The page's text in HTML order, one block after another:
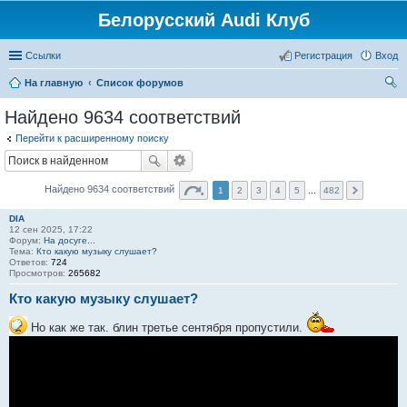
Белорусский Audi Клуб
Ссылки Вход
Регистрация
На главную
Список форумов
Найдено 9634 соответствий
Перейти к расширенному поиску
Найдено 9634 соответствий 1 2 3 4 5 482
DIA
12 сен 2025, 17:22
Форум: На досуге...
Тема: Кто какую музыку слушает?
Ответов: 724
Просмотров: 265682
Кто какую музыку слушает?
Но как же так. блин третье сентября пропустили.